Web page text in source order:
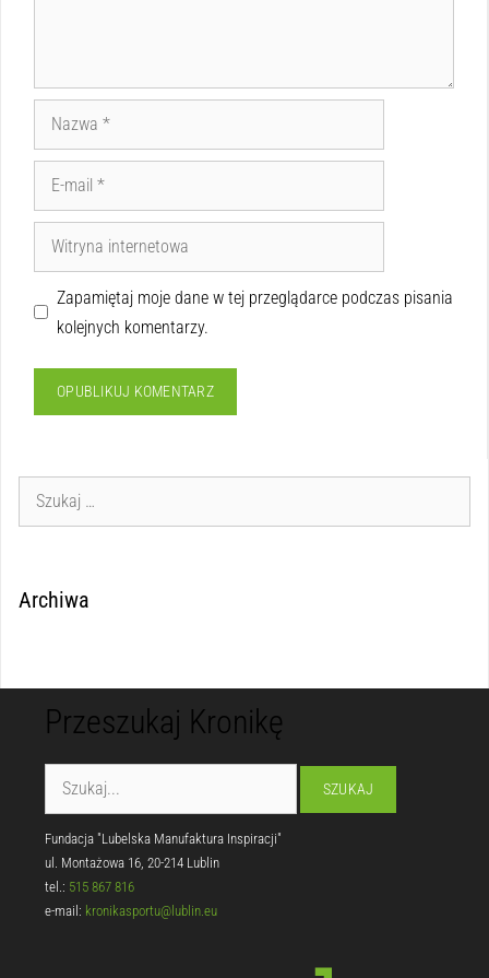
Zapamiętaj moje dane w tej przeglądarce podczas pisania
kolejnych komentarzy.
Archiwa
Przeszukaj Kronikę
Fundacja "Lubelska Manufaktura Inspiracji"
ul. Montażowa 16, 20-214 Lublin
tel.: 515 867 816
e-mail: kronikasportu@lublin.eu